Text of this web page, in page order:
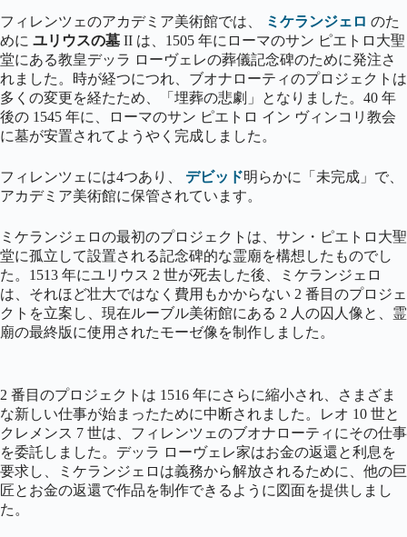
フィレンツェのアカデミア美術館では、 ミケランジェロ のた
めに ユリウスの墓 II は、1505 年にローマのサン ピエトロ大聖
堂にある教皇デッラ ローヴェレの葬儀記念碑のために発注さ
れました。時が経つにつれ、ブオナローティのプロジェクトは
多くの変更を経たため、「埋葬の悲劇」となりました。40 年
後の 1545 年に、ローマのサン ピエトロ イン ヴィンコリ教会
に墓が安置されてようやく完成しました。
フィレンツェには4つあり、 デビッド明らかに「未完成」で、
アカデミア美術館に保管されています。
ミケランジェロの最初のプロジェクトは、サン・ピエトロ大聖
堂に孤立して設置される記念碑的な霊廟を構想したものでし
た。1513 年にユリウス 2 世が死去した後、ミケランジェロ
は、それほど壮大ではなく費用もかからない 2 番目のプロジェ
クトを立案し、現在ルーブル美術館にある 2 人の囚人像と、霊
廟の最終版に使用されたモーゼ像を制作しました。
2 番目のプロジェクトは 1516 年にさらに縮小され、さまざま
な新しい仕事が始まったために中断されました。レオ 10 世と
クレメンス 7 世は、フィレンツェのブオナローティにその仕事
を委託しました。デッラ ローヴェレ家はお金の返還と利息を
要求し、ミケランジェロは義務から解放されるために、他の巨
匠とお金の返還で作品を制作できるように図面を提供しまし
た。